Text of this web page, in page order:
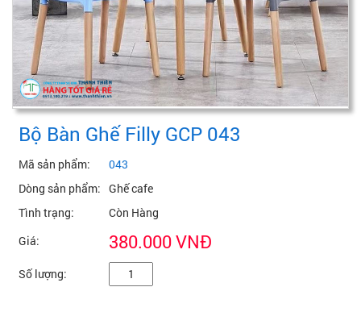
Bộ Bàn Ghế Filly GCP 043
Mã sản phẩm:
043
Dòng sản phẩm: Ghế cafe
Tình trạng:
Còn Hàng
Giá:
380.000 VNĐ
Số lượng: